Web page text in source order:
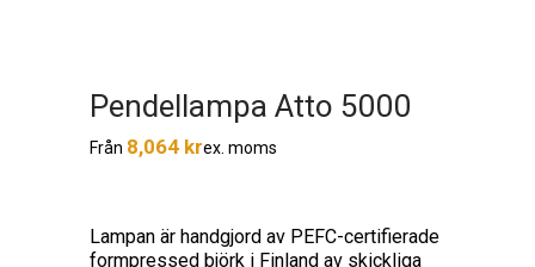
Pendellampa Atto 5000
Från 8,064 krex. moms
Lampan är handgjord av PEFC-certifierade
formpressed björk i Finland av skickliga